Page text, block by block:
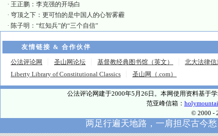
· 王正鹏：李克强的开场白
· 穹顶之下：更可怕的是中国人的心智雾霾
· 陈子明：“红知兵”的“三个自信”
友情链接 & 合作伙伴
公法评论网 圣山网论坛 基督教经典图书馆（英文）
北大法律信
Liberty Library of Constitutional Classics
圣山网（.com）
公法评论网建于2000年5月26日。本网使用资料基于
范亚峰信箱：
© 2000 -
两足行遍天地路，一肩担尽古今